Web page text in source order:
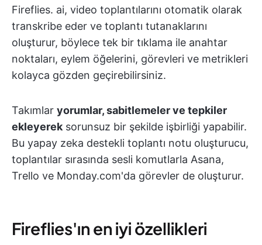
Fireflies. ai, video toplantılarını otomatik olarak
transkribe eder ve toplantı tutanaklarını
oluşturur, böylece tek bir tıklama ile anahtar
noktaları, eylem öğelerini, görevleri ve metrikleri
kolayca gözden geçirebilirsiniz.
Takımlar yorumlar, sabitlemeler ve tepkiler
ekleyerek sorunsuz bir şekilde işbirliği yapabilir.
Bu yapay zeka destekli toplantı notu oluşturucu,
toplantılar sırasında sesli komutlarla Asana,
Trello ve Monday.com'da görevler de oluşturur.
Fireflies'ın en iyi özellikleri